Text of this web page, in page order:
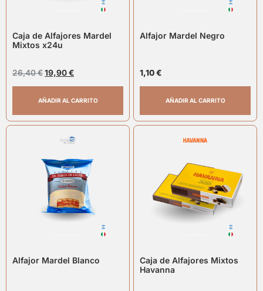
Caja de Alfajores Mardel
Mixtos x24u
26,40€19,90€
AÑADIR AL CARRITO
Alfajor Mardel Negro
1,10€
AÑADIR AL CARRITO
Alfajor Mardel Blanco
Caja de Alfajores Mixtos
Havanna